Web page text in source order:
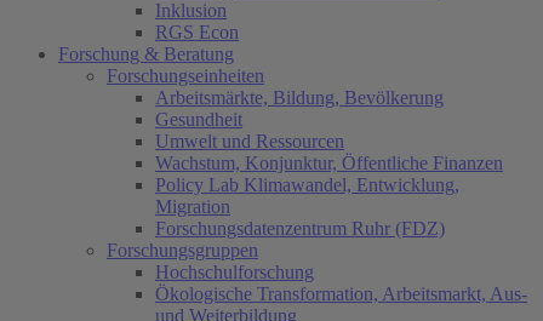
Inklusion
RGS Econ
Forschung & Beratung
Forschungseinheiten
Arbeitsmärkte, Bildung, Bevölkerung
Gesundheit
Umwelt und Ressourcen
Wachstum, Konjunktur, Öffentliche Finanzen
Policy Lab Klimawandel, Entwicklung,
Migration
Forschungsdatenzentrum Ruhr (FDZ)
Forschungsgruppen
Hochschulforschung
Ökologische Transformation, Arbeitsmarkt, Aus-
und Weiterbildung